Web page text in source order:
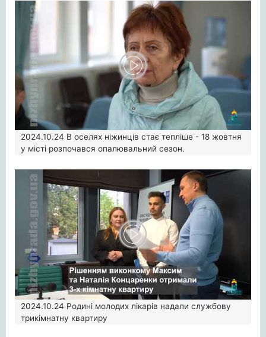
2024.10.24 В оселях ніжинців стає тепліше - 18 жовтня
у місті розпочався опалювальний сезон.
2024.10.24 Родині молодих лікарів надали службову
трикімнатну квартиру